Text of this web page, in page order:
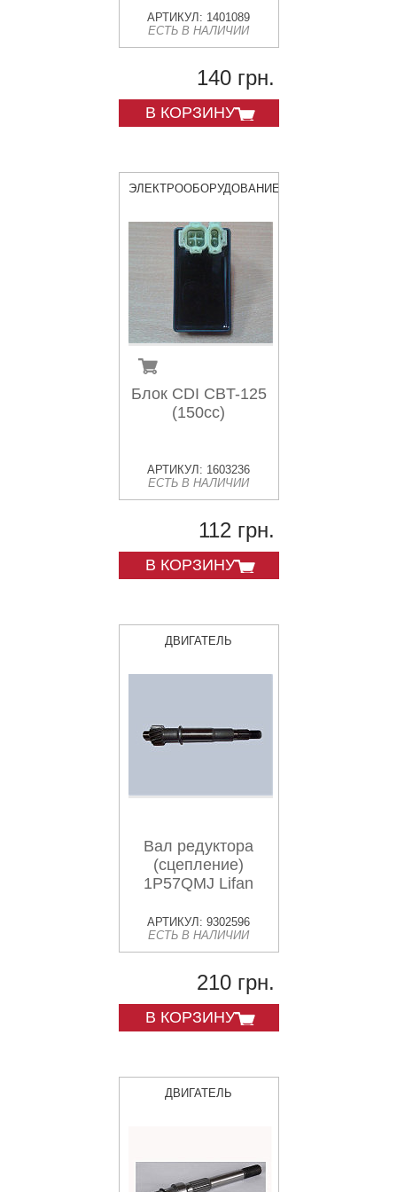
АРТИКУЛ: 1401089
ЕСТЬ В НАЛИЧИИ
140 грн.
В КОРЗИНУ
ЭЛЕКТРООБОРУДОВАНИЕ
Блок CDI CBT-125
(150cc)
АРТИКУЛ: 1603236
ЕСТЬ В НАЛИЧИИ
112 грн.
В КОРЗИНУ
ДВИГАТЕЛЬ
Вал редуктора
(сцепление)
1P57QMJ Lifan
АРТИКУЛ: 9302596
ЕСТЬ В НАЛИЧИИ
210 грн.
В КОРЗИНУ
ДВИГАТЕЛЬ